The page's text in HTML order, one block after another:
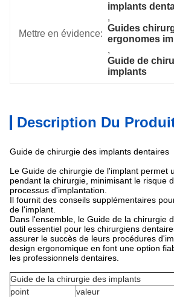
Mettre en évidence:
implants
,
Guides
ergonomes
,
Guide de
implants
Description Du
Guide de chirurgie des implants dentaires
Le Guide de chirurgie de l'implant permet
pendant la chirurgie, minimisant le risque
processus d'implantation.
Il fournit des conseils supplémentaires
de l'implant.
Dans l'ensemble, le Guide de la chirurgie
outil essentiel pour les chirurgiens
assurer le succès de leurs procédures
design ergonomique en font une option
les professionnels dentaires.
Guide de la chirurgie des implants
point
valeur